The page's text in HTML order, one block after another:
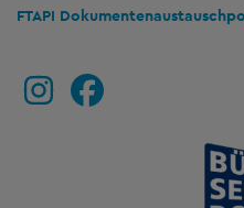
FTAPI